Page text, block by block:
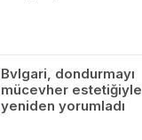
Bvlgari, dondurmayı
mücevher estetiğiyle
yeniden yorumladı